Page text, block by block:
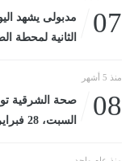
07
مدبولى يشهد
الثانية لمحطة
منذ 5 أشهر
08
السبت، 28 فبراير 2026 09:18 مـ